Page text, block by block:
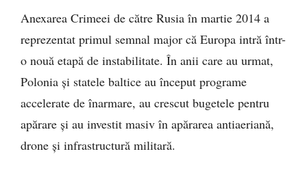
Anexarea Crimeei de către Rusia în martie 2014 a
reprezentat primul semnal major că Europa intră într-
o nouă etapă de instabilitate. În anii care au urmat,
Polonia și statele baltice au început programe
accelerate de înarmare, au crescut bugetele pentru
apărare și au investit masiv în apărarea antiaeriană,
drone și infrastructură militară.